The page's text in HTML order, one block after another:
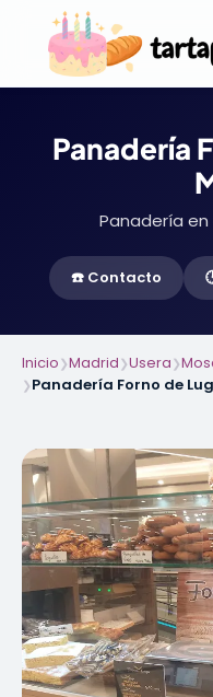
Panadería
Panadería
☎️ Contacto
Inicio❯Madrid❯Usera❯
❯Panadería Forno de